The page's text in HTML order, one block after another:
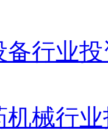
备行业
机械行